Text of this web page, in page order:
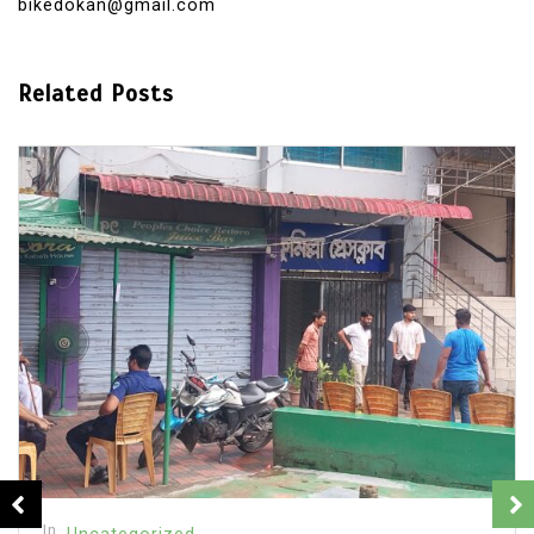
bikedokan@gmail.com
Related Posts
In